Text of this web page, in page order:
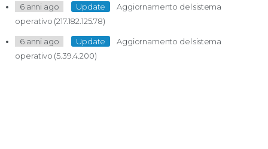
6 anni ago Update
Aggiornamento del sistema
operativo (217.182.125.78)
6 anni ago Update
Aggiornamento del sistema
operativo (5.39.4.200)